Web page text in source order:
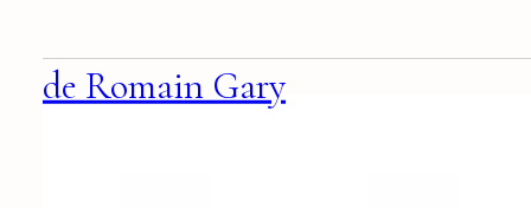
de Romain Gary